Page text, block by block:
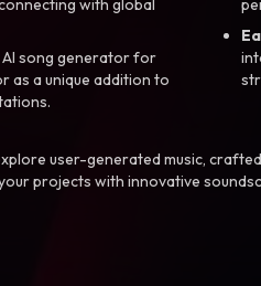
AI song generator for
as a unique addition to
user-generated music,
projects with innovative